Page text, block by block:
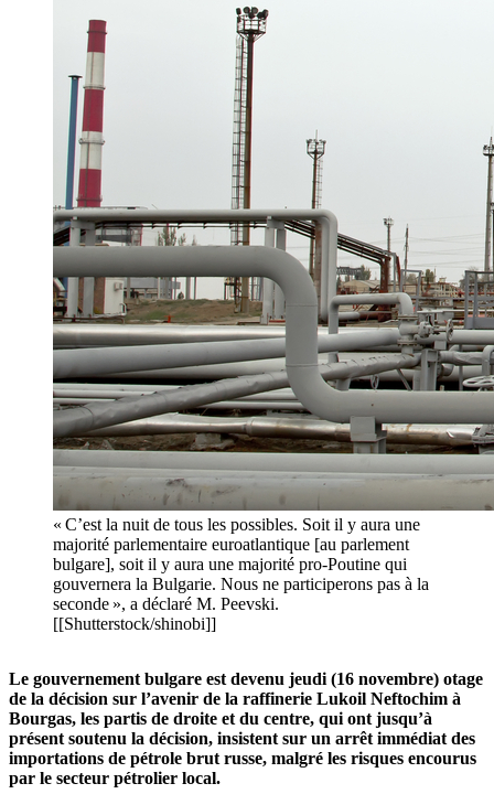
« C’est la nuit de tous les possibles. Soit il y aura une
majorité parlementaire euroatlantique [au parlement
bulgare], soit il y aura une majorité pro-Poutine qui
gouvernera la Bulgarie. Nous ne participerons pas à la
seconde », a déclaré M. Peevski.
[[Shutterstock/shinobi]]
Le gouvernement bulgare est devenu jeudi (16 novembre) otage
de la décision sur l’avenir de la raffinerie Lukoil Neftochim à
Bourgas, les partis de droite et du centre, qui ont jusqu’à
présent soutenu la décision, insistent sur un arrêt immédiat des
importations de pétrole brut russe, malgré les risques encourus
par le secteur pétrolier local.